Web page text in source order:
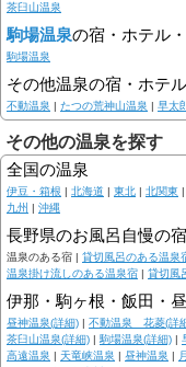
茶臼山温泉
駒場温泉の宿・ホテル
駒場温泉
その他温泉の宿・ホテ
不動温泉 | たつの荒神山温泉 | 早太
その他の温泉を探す
全国の温泉
伊豆・箱根 | 北海道 | 東北 | 北関東 |
九州 | 沖縄
長野県のお風呂自慢の
温泉のある宿 | 貸切風呂のある温泉
温泉掛け流しのある温泉宿 | 貸切風
伊那・駒ヶ根・飯田・
昼神温泉(詳細) | 不動温泉 花菱(詳
茶臼山温泉(詳細) | 駒場温泉(詳細) |
高遠温泉 | 天竜峡温泉 | 昼神温泉 |